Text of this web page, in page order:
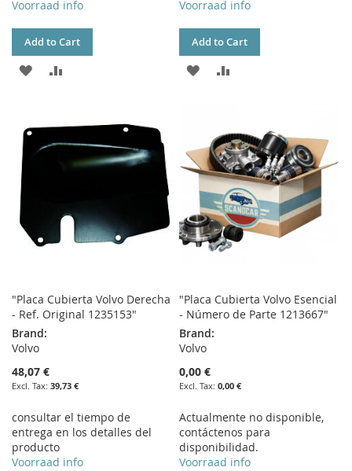
Voorraad info
Add to Cart
ADD
WISH
LIST
COMPARE
Voorraad info
Add to Cart
ADD
LIST
"Placa Cubierta Volvo Derecha
- Ref. Original 1235153"
Brand:
Volvo
48,07 €
39,73 €
consultar el tiempo de
entrega en los detalles del
producto
Voorraad info
"Placa Cubierta Volvo Esencial
- Número de Parte 1213667"
Brand:
Volvo
0,00 €
0,00 €
Actualmente no disponible,
contáctenos para
disponibilidad.
Voorraad info